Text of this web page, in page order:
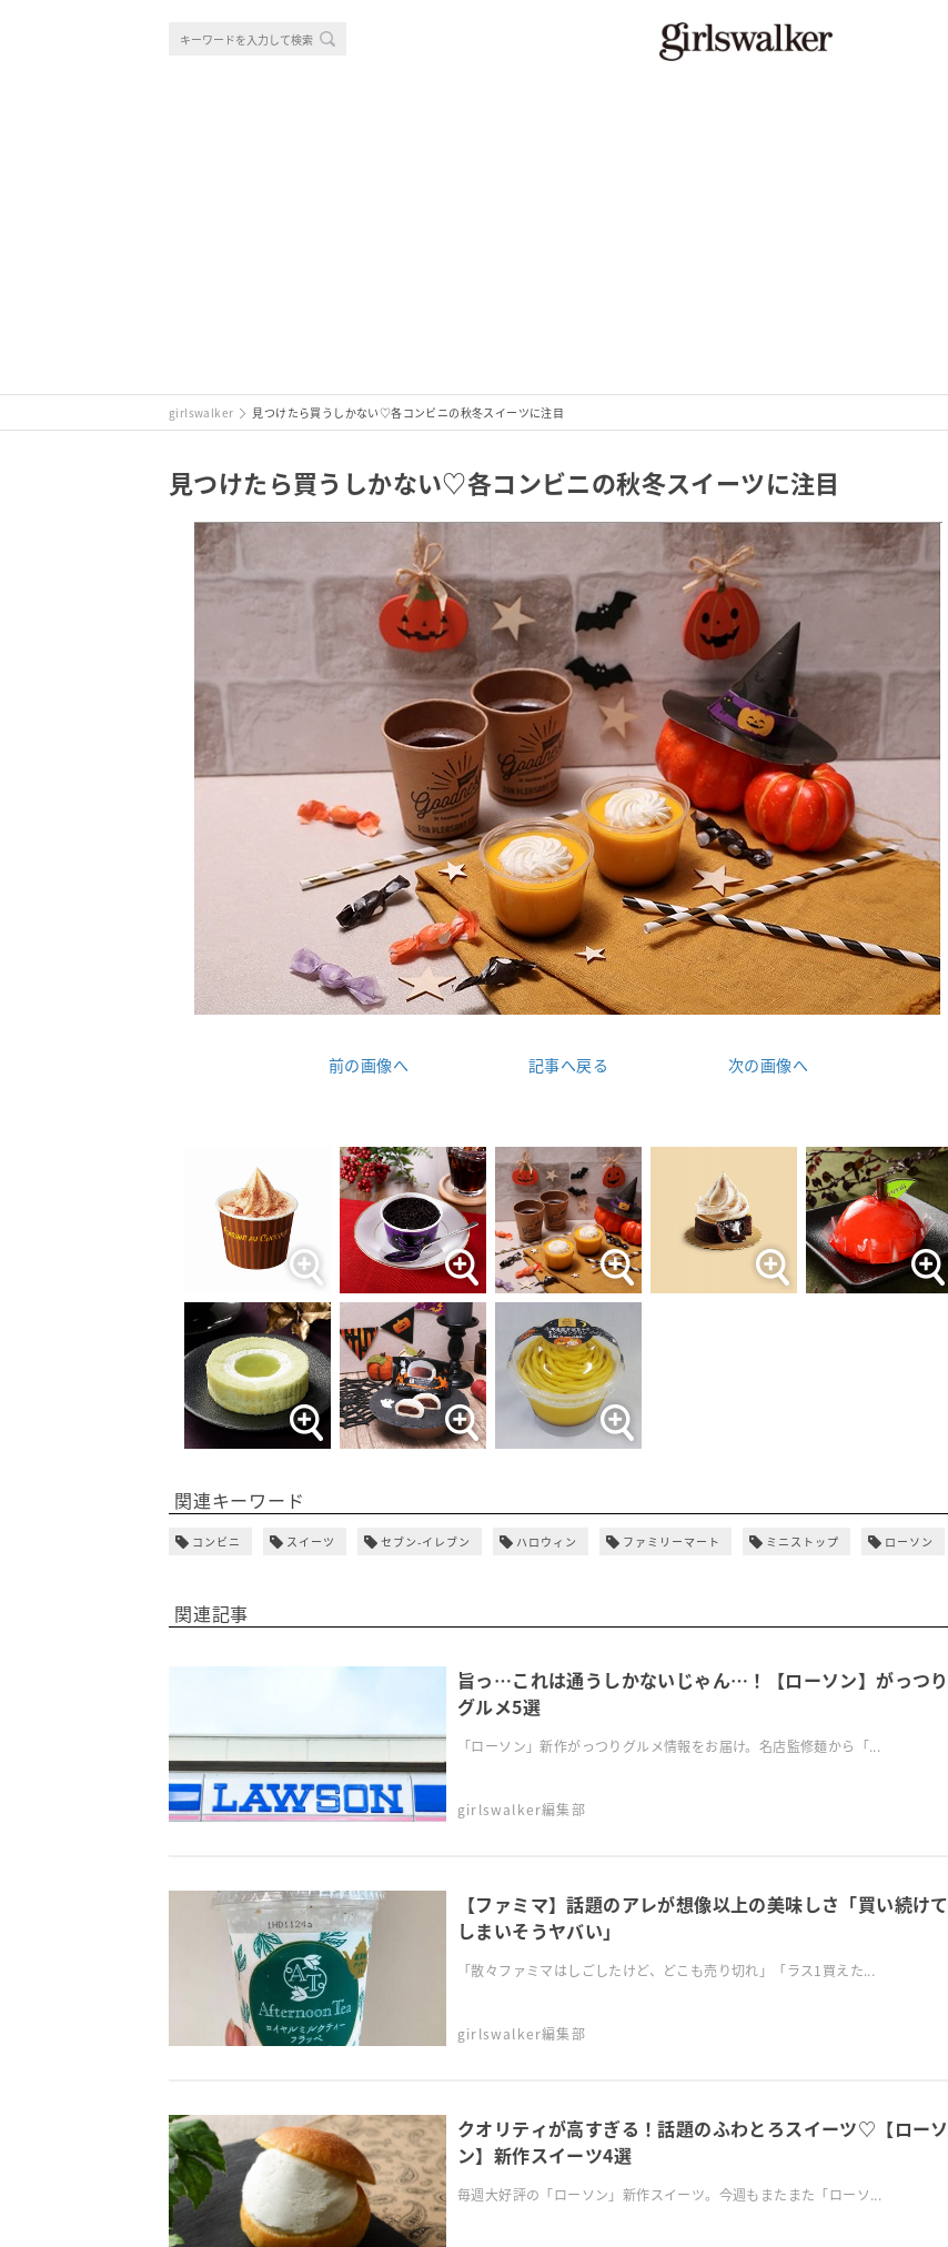
girlswalker 見つけたら買うしかない♡各コンビニの秋冬スイーツに注目
見つけたら買うしかない♡各コンビニの秋冬スイーツに注目
前の画像へ 記事へ戻る 次の画像へ
関連キーワード
コンビニ スイーツ セブン-イレブン ハロウィン ファミリーマート ミニストップ ローソン
関連記事
旨っ…これは通うしかないじゃん…！【ローソン】がっつり
グルメ5選
「ローソン」新作がっつりグルメ情報をお届け。名店監修麺から「...
girlswalker編集部
【ファミマ】話題のアレが想像以上の美味しさ「買い続けて
しまいそうヤバい」
「散々ファミマはしごしたけど、どこも売り切れ」「ラス1買えた...
girlswalker編集部
クオリティが高すぎる！話題のふわとろスイーツ♡【ローソ
ン】新作スイーツ4選
毎週大好評の「ローソン」新作スイーツ。今週もまたまた「ローソ...